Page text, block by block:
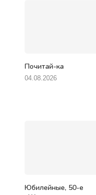
Почитай-ка
04.08.2026
Юбилейные, 50-е